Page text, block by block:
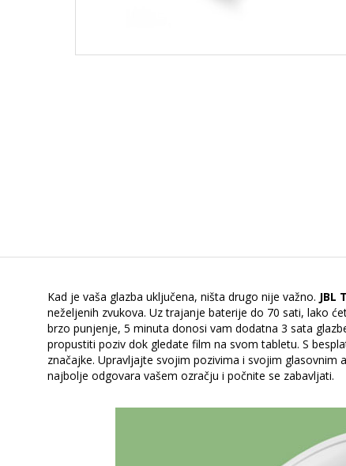
Kad je vaša glazba uključena, ništa drugo nije važno. JBL
neželjenih zvukova. Uz trajanje baterije do 70 sati, lako
brzo punjenje, 5 minuta donosi vam dodatna 3 sata
propustiti poziv dok gledate film na svom tabletu. S
značajke. Upravljajte svojim pozivima i svojim
najbolje odgovara vašem ozračju i počnite se zabavljati.